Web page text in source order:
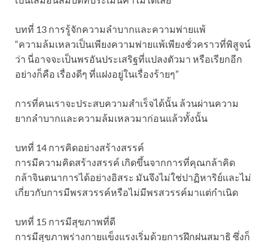
บทที่ 13 การรู้จักความลำบากและความพ่ายแพ้
“ความล้มเหลวเป็นเพียงความพ่ายแพ้เพียงชั่วคราวที่พิสูจน์
ว่า นี่อาจจะเป็นพรอันประเสริฐที่แปลงตัวมา หรือเรียกอีก
อย่างก็คือ เรื่องดีๆ ที่แฝงอยู่ในเรื่องร้ายๆ”
การที่คนเราจะประสบความสำเร็จได้นั้น ล้วนผ่านความ
ยากลำบากและความล้มเหลวมาก่อนแล้วทั้งนั้น
บทที่ 14 การคิดอย่างสร้างสรรค์
การมีความคิดสร้างสรรค์ เกิดขึ้นจากการที่คุณกล้าคิด
กล้าจินตนาการได้อย่างอิสระ มันจึงไม่ใช่ปาฏิหาริย์และไม่
เกี่ยวกับการมีพรสวรรค์หรือไม่มีพรสวรรค์มาแต่กำเนิด
บทที่ 15 การมีสุขภาพที่ดี
การมีสุขภาพร่างกายแข็งแรงเริ่มด้วยการฝึกฝนสมาธิ ซึ่งก็